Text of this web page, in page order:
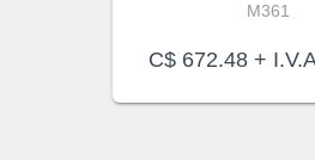
M361
C$ 672.48 +